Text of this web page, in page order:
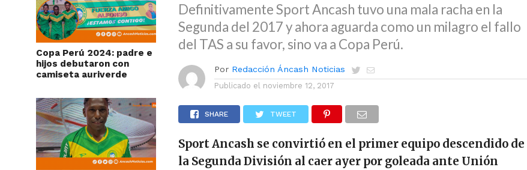
Copa Perú 2024: padre e
hijos debutaron con
camiseta auriverde
Definitivamente Sport Ancash tuvo una mala racha en la
Segunda del 2017 y ahora aguarda como un milagro el fallo
del TAS a su favor, sino va a Copa Perú.
Por Redacción Áncash Noticias
Publicado el noviembre 12, 2017
SHARE TWEET
Sport Ancash se convirtió en el primer equipo descendido de
la Segunda División al caer ayer por goleada ante Unión